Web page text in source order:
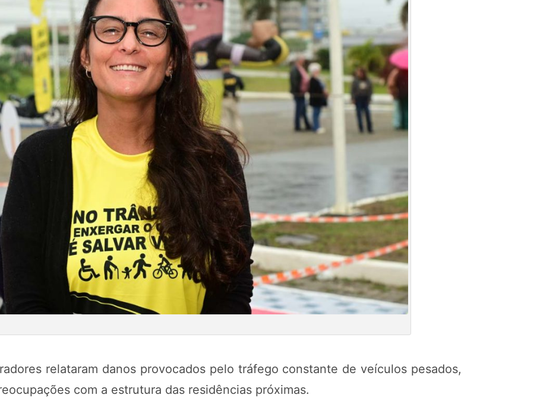
relataram danos provocados pelo tráfego constante de veículos pesados,
com a estrutura das residências próximas.